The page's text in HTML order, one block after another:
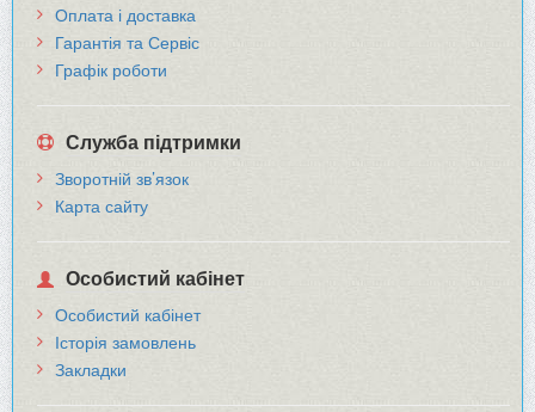
Оплата і доставка
Гарантія та Сервіс
Графік роботи
Служба підтримки
Зворотній зв’язок
Карта сайту
Особистий кабінет
Особистий кабінет
Історія замовлень
Закладки